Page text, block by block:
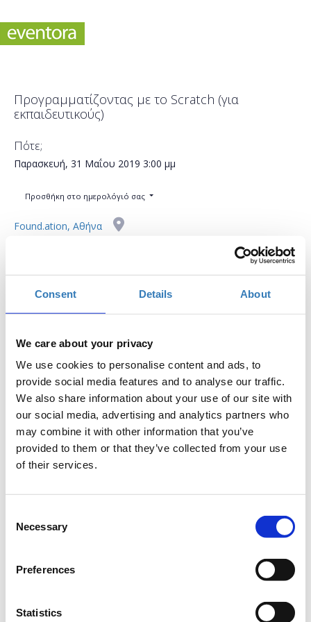
Consent Details About
We care about your privacy
We use cookies to personalise content and ads, to
provide social media features and to analyse our traffic.
We also share information about your use of our site with
our social media, advertising and analytics partners who
may combine it with other information that you’ve
provided to them or that they’ve collected from your use
of their services.
Selection
Necessary
Preferences
Statistics
Προγραμματίζοντας με το Scratch (για
εκπαιδευτικούς)
Πότε;
Παρασκευή, 31 Μαΐου 2019 3:00 μμ
Προσθήκη στο ημερολόγιό σας
Found.ation, Αθήνα
Το σεμινάριο απευθύνεται σε εκπαιδευτικούς Α/θμιας και
Β/θμιας Εκπαίδευσης (Δημόσιας και Ιδιωτικής), οι οποίοι
επιθυμούν να εξοικειωθούν με τη χρήση του Scratch και
να μάθουν πως μπορούν να δημιουργήσουν
εκπαιδευτικές ιστορίες και παιχνίδια, οι οποίες προάγουν
την βιωματική μάθηση και μετατρέπουν το μάθημα σε
Η εκδήλωση γίνεται
συμμετοχή για το κοινό είναι